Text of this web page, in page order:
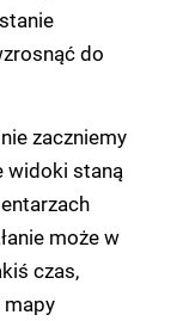
do
zaczniemy
widoki staną
może w
czas,
mapy